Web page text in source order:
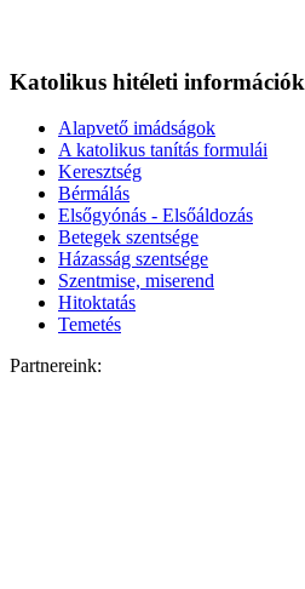
Katolikus hitéleti információk
Alapvető imádságok
A katolikus tanítás formulái
Keresztség
Bérmálás
Elsőgyónás - Elsőáldozás
Betegek szentsége
Házasság szentsége
Szentmise, miserend
Hitoktatás
Temetés
Partnereink: